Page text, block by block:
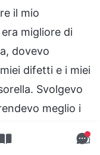
il mio
migliore di
dovevo
difetti e i miei
Svolgevo
meglio i
lei in